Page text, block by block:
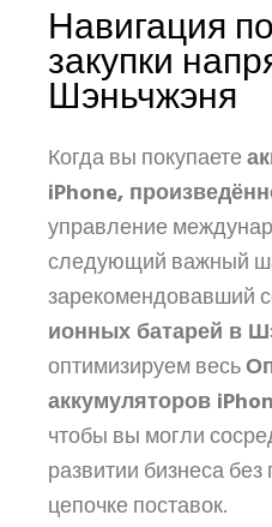
Навигация
закупки
Шэньчжэня
Когда вы покупаете
iPhone,
управление
следующий важный
зарекомендовавший
ионных батарей в
оптимизируем весь
аккумуляторов
чтобы вы могли
развитии бизнеса
цепочке поставок.